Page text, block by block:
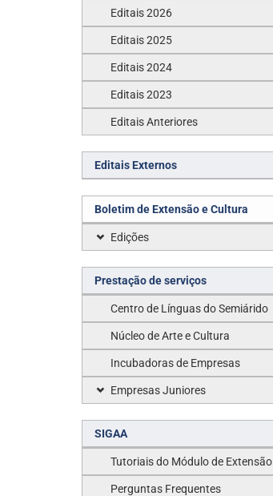
Editais 2026
Editais 2025
Editais 2024
Editais 2023
Editais Anteriores
Editais Externos
Boletim de Extensão e Cultura
Edições
Prestação de serviços
Centro de Línguas do Semiárido
Núcleo de Arte e Cultura
Incubadoras de Empresas
Empresas Juniores
SIGAA
Tutoriais do Módulo de Extensão
Perguntas Frequentes